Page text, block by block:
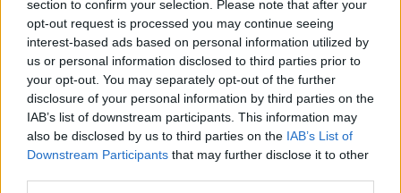
section to confirm your selection. Please note that after your
opt-out request is processed you may continue seeing
interest-based ads based on personal information utilized by
us or personal information disclosed to third parties prior to
your opt-out. You may separately opt-out of the further
disclosure of your personal information by third parties on the
IAB’s list of downstream participants. This information may
also be disclosed by us to third parties on the IAB’s List of
Downstream Participants that may further disclose it to other
2021-2022-ben zajlott le Kecskeméten, a Terület-
és Településfejlesztési Operatív Programon
belül, a „Közösségépítő civil tevékenységek
támogatása” felhívásra benyújtott pályázat
révén, 15 millió forintos támogatásból.